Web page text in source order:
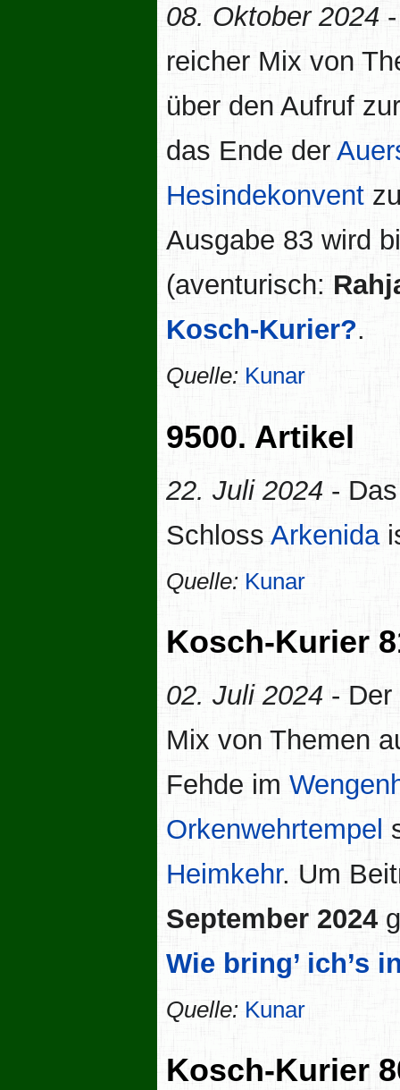
08. Oktober 2024
reicher Mix von
über den Aufruf
das Ende der
Hesindekonvent
Ausgabe 83 wird
(aventurisch:
Kosch-Kurier?.
Quelle: Kunar
9500. Artikel
22. Juli 2024 -
Schloss Arkenida
Quelle: Kunar
Kosch-Kurier
02. Juli 2024 -
Mix von Themen
Fehde im
Orkenwehrtempel
Heimkehr. Um
September 2024
Wie bring’ ich’s
Quelle: Kunar
Kosch-Kurier